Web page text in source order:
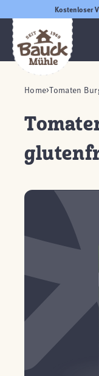
Kostenloser
Home Tomaten